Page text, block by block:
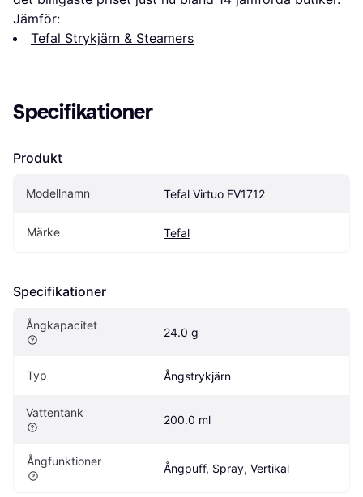
Jämför:
Tefal Strykjärn & Steamers
Specifikationer
Produkt
Modellnamn Tefal Virtuo FV1712
Märke Tefal
Specifikationer
Ångkapacitet
24.0 g
Typ Ångstrykjärn
Vattentank
200.0 ml
Ångfunktioner
Ångpuff, Spray, Vertikal